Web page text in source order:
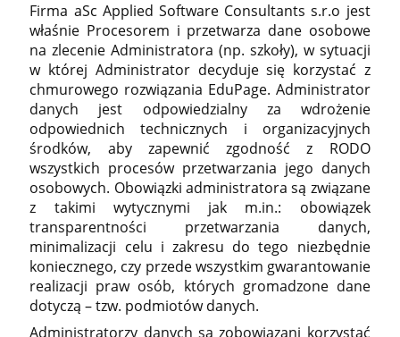
Firma aSc Applied Software Consultants s.r.o jest
właśnie Procesorem i przetwarza dane osobowe
na zlecenie Administratora (np. szkoły), w sytuacji
w której Administrator decyduje się korzystać z
chmurowego rozwiązania EduPage. Administrator
danych jest odpowiedzialny za wdrożenie
odpowiednich technicznych i organizacyjnych
środków, aby zapewnić zgodność z RODO
wszystkich procesów przetwarzania jego danych
osobowych. Obowiązki administratora są związane
z takimi wytycznymi jak m.in.: obowiązek
transparentności przetwarzania danych,
minimalizacji celu i zakresu do tego niezbędnie
koniecznego, czy przede wszystkim gwarantowanie
realizacji praw osób, których gromadzone dane
dotyczą – tzw. podmiotów danych.
Administratorzy danych są zobowiązani korzystać